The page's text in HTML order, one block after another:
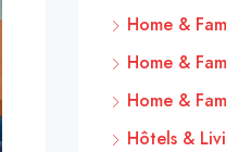
Home &
Home &
Home &
Hôtels &